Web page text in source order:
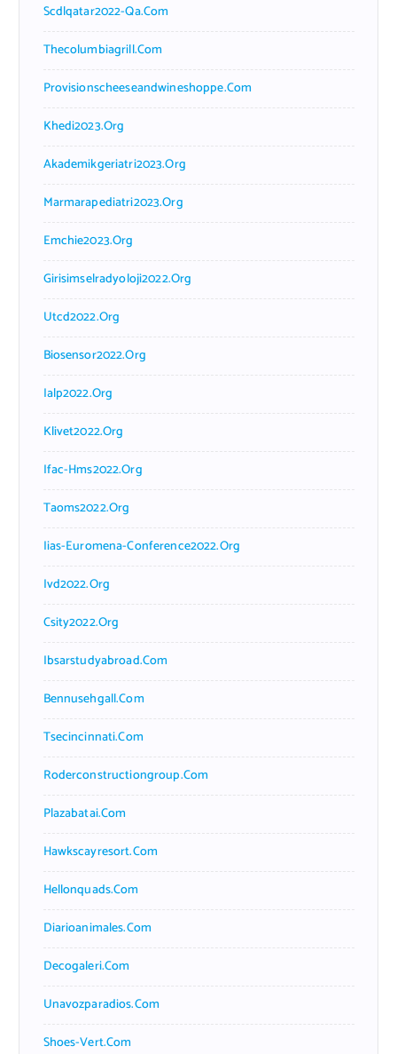
Scdlqatar2022-Qa.com
Thecolumbiagrill.com
Provisionscheeseandwineshoppe.com
Khedi2023.org
Akademikgeriatri2023.org
Marmarapediatri2023.org
Emchie2023.org
Girisimselradyoloji2022.org
Utcd2022.org
Biosensor2022.org
Ialp2022.org
Klivet2022.org
Ifac-Hms2022.org
Taoms2022.org
Iias-Euromena-Conference2022.org
Ivd2022.org
Csity2022.org
Ibsarstudyabroad.com
Bennusehgall.com
Tsecincinnati.com
Roderconstructiongroup.com
Plazabatai.com
Hawkscayresort.com
Hellonquads.com
Diarioanimales.com
Decogaleri.com
Unavozparadios.com
Shoes-Vert.com